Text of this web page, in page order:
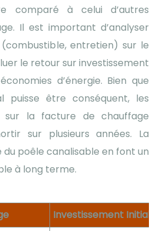
comparé à celui d’autres
Il est important d’analyser
(combustible, entretien) sur le
le retour sur investissement
d’énergie. Bien que
puisse être conséquent, les
sur la facture de chauffage
sur plusieurs années. La
poêle canalisable en font un
à long terme.
Investissement Initial